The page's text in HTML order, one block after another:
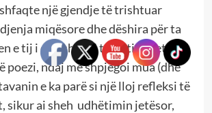
një gjendje të trishtuar
miqësore dhe dëshira për ta
e tij i dha shtysë talentit poetik të
poezi, ndaj më shpjegoi mua (dhe
e ka parë si një lloj refleksi të
sikur ai sheh udhëtimin jetësor,